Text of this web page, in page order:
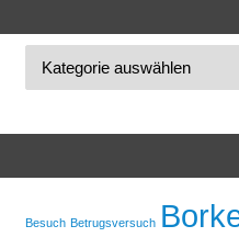
Besuch Betrugsversuch